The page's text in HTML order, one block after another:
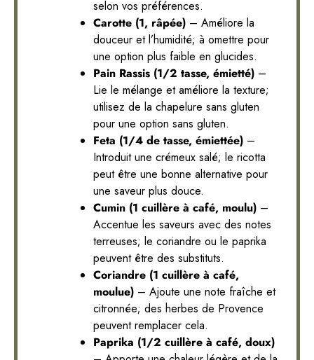
selon vos préférences.
Carotte (1, râpée) – Améliore la
douceur et l’humidité; à omettre pour
une option plus faible en glucides.
Pain Rassis (1/2 tasse, émietté) –
Lie le mélange et améliore la texture;
utilisez de la chapelure sans gluten
pour une option sans gluten.
Feta (1/4 de tasse, émiettée) –
Introduit une crémeux salé; le ricotta
peut être une bonne alternative pour
une saveur plus douce.
Cumin (1 cuillère à café, moulu) –
Accentue les saveurs avec des notes
terreuses; le coriandre ou le paprika
peuvent être des substituts.
Coriandre (1 cuillère à café,
moulue) – Ajoute une note fraîche et
citronnée; des herbes de Provence
peuvent remplacer cela.
Paprika (1/2 cuillère à café, doux)